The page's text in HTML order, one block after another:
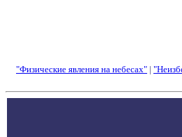
"Физические явления на небесах" |